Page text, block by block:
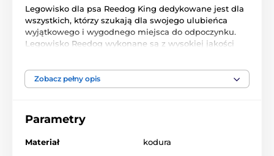
Legowisko dla psa Reedog King dedykowane jest dla
wszystkich, którzy szukają dla swojego ulubieńca
wyjątkowego i wygodnego miejsca do odpoczynku.
Legowisko Reedog wykonane są z wysokiej jakości
możesz wyprać w pralce.
Zobacz pełny opis
Parametry
Materiał kodura